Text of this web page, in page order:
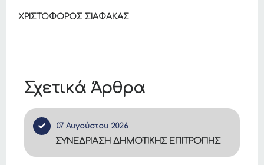
Σχετικά Άρθρα
07 Αυγούστου 2026
ΣΥΝΕΔΡΙΑΣΗ ΔΗΜΟΤΙΚΗΣ ΕΠΙΤΡΟΠΗΣ
ΧΡΙΣΤΟΦΟΡΟΣ ΣΙΑΦΑΚΑΣ